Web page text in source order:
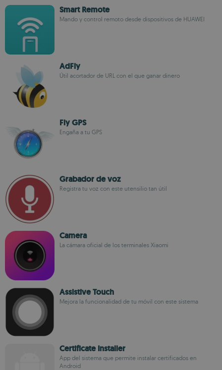
Smart Remote
Mando y control remoto desde dispositivos de HUAWEI
AdFly
Útil acortador de URL con el que ganar dinero
Fly GPS
Engaña a tu GPS
Grabador de voz
Registra tu voz con este utensilio tan útil
Camera
La cámara oficial de los terminales Xiaomi
Assistive Touch
Mejora la funcionalidad de tu móvil con este sistema
Certificate Installer
App del sistema que permite instalar certificados en
Android